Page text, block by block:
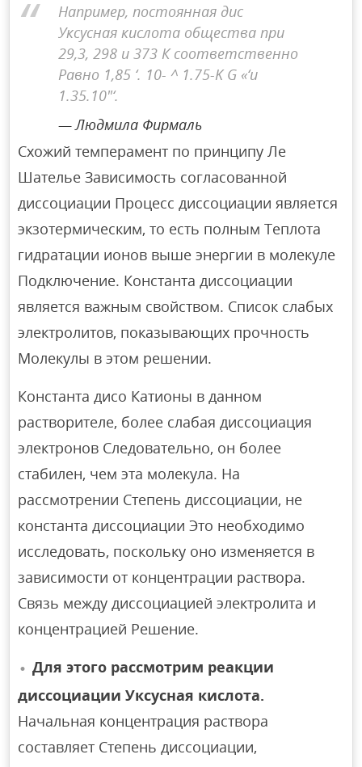
Например, постоянная дис
Уксусная кислота общества при
29,3, 298 и 373 К соответственно
Равно 1,85 ‘. 10- ^ 1.75-K G «‘и
1.35.10″‘.
Людмила Фирмаль
Схожий темперамент по принципу Ле
Шателье Зависимость согласованной
диссоциации Процесс диссоциации является
экзотермическим, то есть полным Теплота
гидратации ионов выше энергии в молекуле
Подключение. Константа диссоциации
является важным свойством. Список слабых
электролитов, показывающих прочность
Молекулы в этом решении.
Константа дисо Катионы в данном
растворителе, более слабая диссоциация
электронов Следовательно, он более
стабилен, чем эта молекула. На
рассмотрении Степень диссоциации, не
константа диссоциации Это необходимо
исследовать, поскольку оно изменяется в
зависимости от концентрации раствора.
Связь между диссоциацией электролита и
концентрацией Решение.
Для этого рассмотрим реакции
диссоциации Уксусная кислота.
Начальная концентрация раствора
составляет Степень диссоциации,